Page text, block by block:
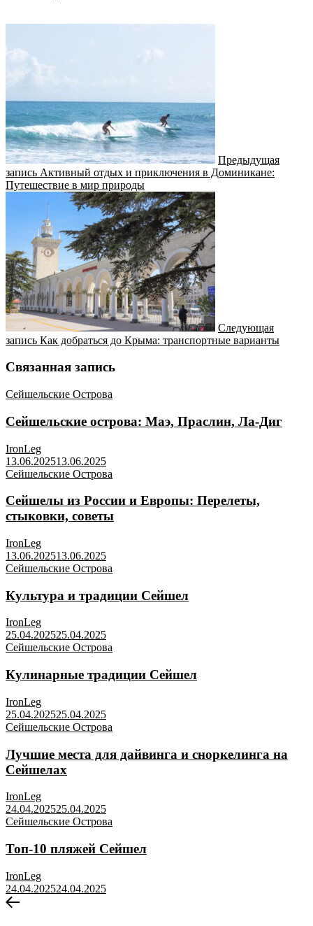
Предыдущая
запись Активный отдых и приключения в Доминикане:
Путешествие в мир природы
Следующая
запись Как добраться до Крыма: транспортные варианты
Связанная запись
Сейшельские Острова
Сейшельские острова: Маэ, Праслин, Ла-Диг
IronLeg
13.06.202513.06.2025
Сейшельские Острова
Сейшелы из России и Европы: Перелеты,
стыковки, советы
IronLeg
13.06.202513.06.2025
Сейшельские Острова
Культура и традиции Сейшел
IronLeg
25.04.202525.04.2025
Сейшельские Острова
Кулинарные традиции Сейшел
IronLeg
25.04.202525.04.2025
Сейшельские Острова
Лучшие места для дайвинга и сноркелинга на
Сейшелах
IronLeg
24.04.202525.04.2025
Сейшельские Острова
Топ-10 пляжей Сейшел
IronLeg
24.04.202524.04.2025
Навигация
Предыдущая